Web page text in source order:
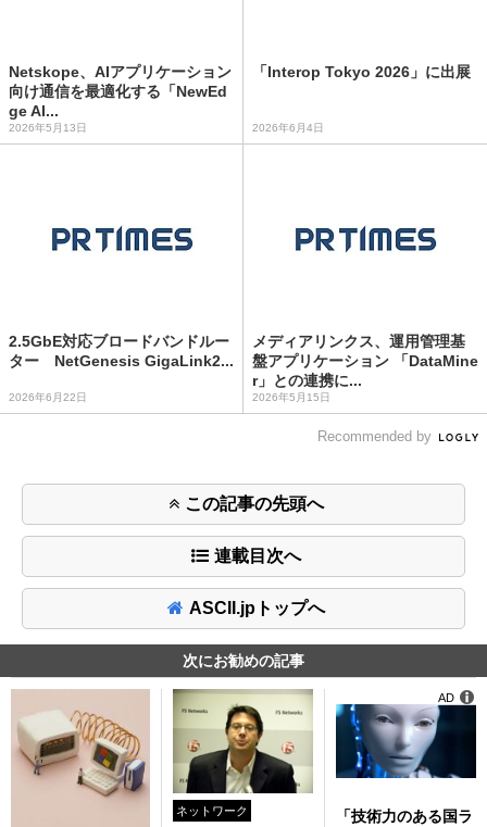
Netskope、AIアプリケーション
向け通信を最適化する「NewEd
ge AI...
2026年5月13日
「Interop Tokyo 2026」に出展
2026年6月4日
2.5GbE対応ブロードバンドルー
ター NetGenesis GigaLink2...
2026年6月22日
メディアリンクス、運用管理基
盤アプリケーション 「DataMine
r」との連携に...
2026年5月15日
Recommended by
この記事の先頭へ
連載目次へ
ASCII.jpトップへ
次にお勧めの記事
ネットワーク
「技術力のある国ラ
AD